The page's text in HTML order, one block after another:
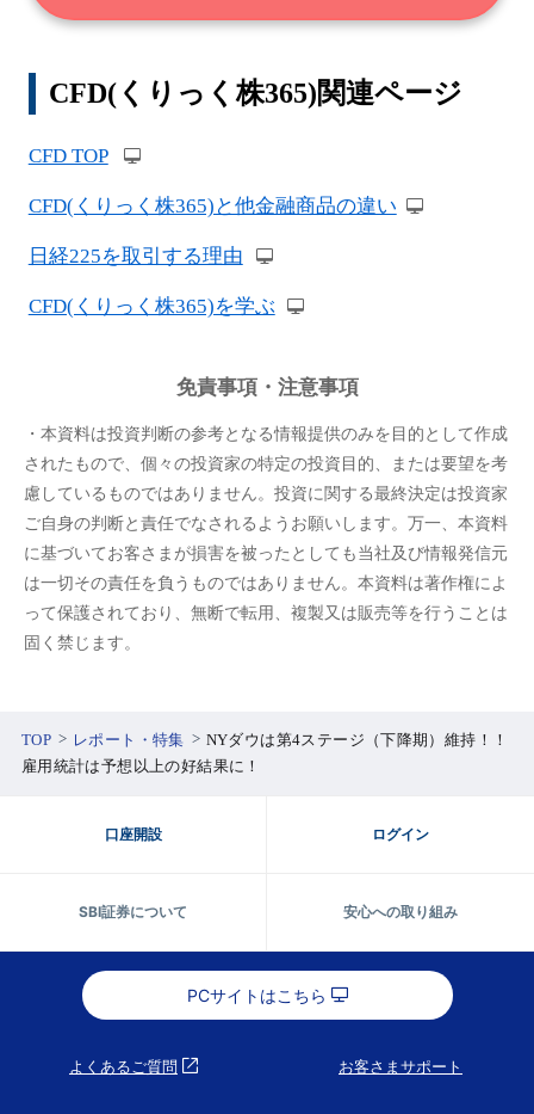
CFD(くりっく株365)関連ページ
CFD TOP
CFD(くりっく株365)と他金融商品の違い
日経225を取引する理由
CFD(くりっく株365)を学ぶ
免責事項・注意事項
・本資料は投資判断の参考となる情報提供のみを目的として作成
されたもので、個々の投資家の特定の投資目的、または要望を考
慮しているものではありません。投資に関する最終決定は投資家
ご自身の判断と責任でなされるようお願いします。万一、本資料
に基づいてお客さまが損害を被ったとしても当社及び情報発信元
は一切その責任を負うものではありません。本資料は著作権によ
って保護されており、無断で転用、複製又は販売等を行うことは
固く禁じます。
TOP レポート・特集
NYダウは第4ステージ（下降期）維持！！
雇用統計は予想以上の好結果に！
口座開設 ログイン
SBI証券について 安心への取り組み
PCサイトはこちら
よくあるご質問 お客さまサポート